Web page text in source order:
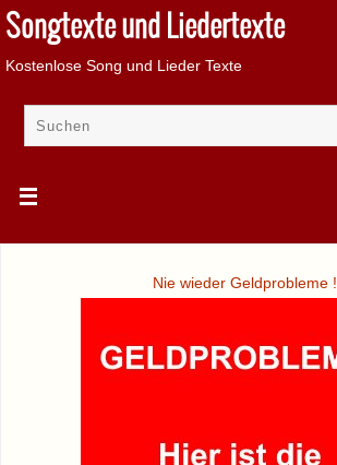
Songtexte und Liedertexte
Kostenlose Song und Lieder Texte
Nie wieder Geldprobleme !